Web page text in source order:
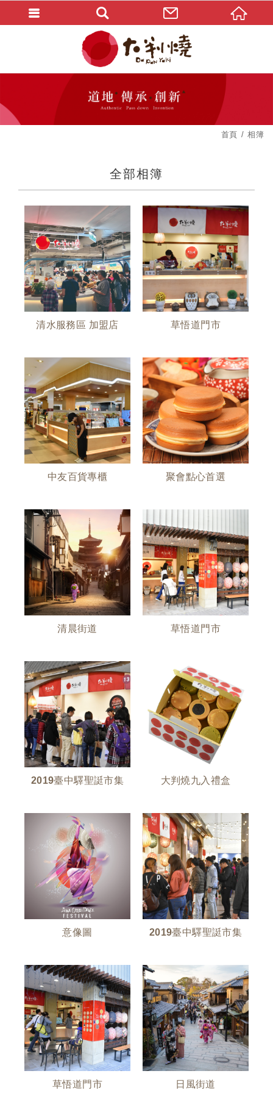
首頁 相簿
全部相簿
清水服務區 加盟店 草悟道門市
中友百貨專櫃 聚會點心首選
清晨街道 草悟道門市
2019臺中驛聖誔市集 大判燒九入禮盒
意像圖 2019臺中驛聖誔市集
草悟道門市 日風街道